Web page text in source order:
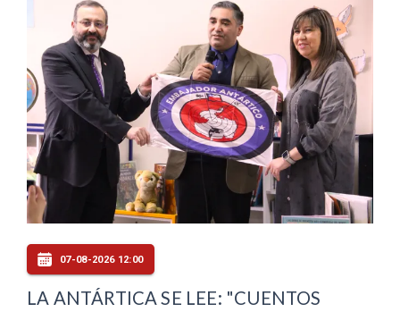
07-08-2026 12:00
LA ANTÁRTICA SE LEE: "CUENTOS